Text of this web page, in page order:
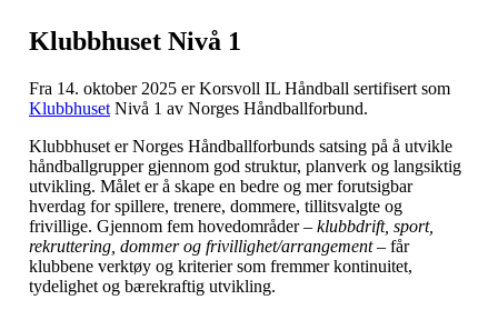
Klubbhuset Nivå 1
Fra 14. oktober 2025 er Korsvoll IL Håndball sertifisert som
Klubbhuset Nivå 1 av Norges Håndballforbund.
Klubbhuset er Norges Håndballforbunds satsing på å utvikle
håndballgrupper gjennom god struktur, planverk og langsiktig
utvikling. Målet er å skape en bedre og mer forutsigbar
hverdag for spillere, trenere, dommere, tillitsvalgte og
frivillige. Gjennom fem hovedområder – klubbdrift, sport,
rekruttering, dommer og frivillighet/arrangement– får
klubbene verktøy og kriterier som fremmer kontinuitet,
tydelighet og bærekraftig utvikling.